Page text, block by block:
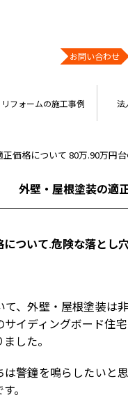
お問い合わせ
リフォームの施工事例 法
価格について 80万.90万円
外壁・屋根塗装の適
ついて.危険な落とし穴
、外壁・屋根塗装は
サイディングボード住
した。
は警鐘を鳴らしたいと
。